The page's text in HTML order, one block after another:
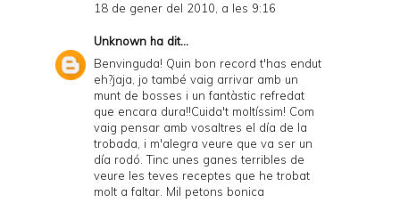
18 de gener del 2010, a les 9:16
Unknown ha dit...
Benvinguda! Quin bon record t'has endut
eh?jaja, jo també vaig arrivar amb un
munt de bosses i un fantàstic refredat
que encara dura!!Cuida't moltíssim! Com
vaig pensar amb vosaltres el día de la
trobada, i m'alegra veure que va ser un
día rodó. Tinc unes ganes terribles de
veure les teves receptes que he trobat
molt a faltar. Mil petons bonica